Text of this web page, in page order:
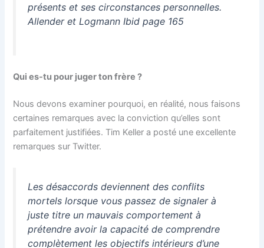
présents et ses circonstances personnelles.
Allender et Logmann Ibid page 165
Qui es-tu pour juger ton frère ?
Nous devons examiner pourquoi, en réalité, nous faisons
certaines remarques avec la conviction qu’elles sont
parfaitement justifiées. Tim Keller a posté une excellente
remarques sur Twitter.
Les désaccords deviennent des conflits
mortels lorsque vous passez designaler à
juste titre un mauvais comportement à
prétendreavoir la capacité de comprendre
complètement les objectifs intérieurs d’une